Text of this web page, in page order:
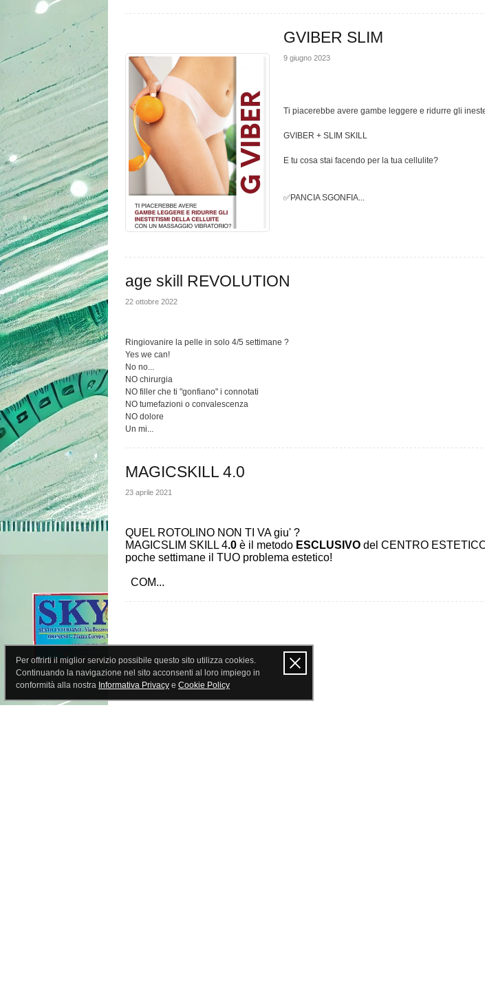
GVIBER SLIM
9 giugno 2023
Ti piacerebbe avere gambe leggere e ridurre gli
GVIBER + SLIM SKILL
E tu cosa stai facendo per la tua cellulite?
✅PANCIA SGONFIA...
age skill REVOLUTION
22 ottobre 2022
Ringiovanire la pelle in solo 4/5 settimane ?
Yes we can!
No no...
NO chirurgia
NO filler che ti "gonfiano" i connotati
NO tumefazioni o convalescenza
NO dolore
Un mi...
MAGICSKILL 4.0
23 aprile 2021
QUEL ROTOLINO NON TI VA giu' ?
MAGICSLIM SKILL 4.0 è il metodo ESCLUSIVO del CENTRO
poche settimane il TUO problema estetico!
COM...
Per offrirti il miglior servizio possibile questo sito utilizza cookies.
Continuando la navigazione nel sito acconsenti al loro impiego in
conformità alla nostra Informativa Privacy e Cookie Policy